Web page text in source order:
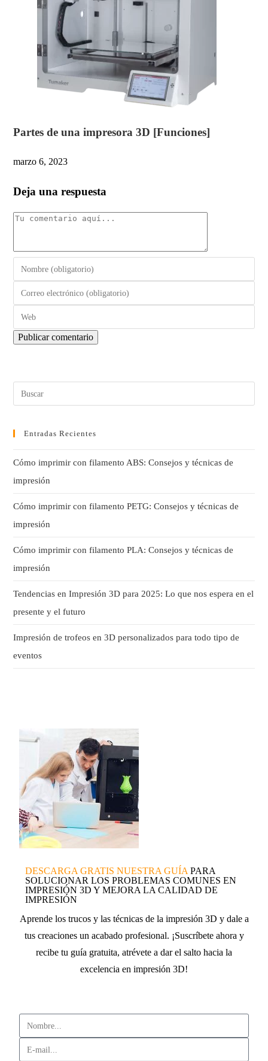
Partes de una impresora 3D [Funciones]
marzo 6, 2023
Deja una respuesta
Entradas Recientes
Cómo imprimir con filamento ABS: Consejos y técnicas de
impresión
Cómo imprimir con filamento PETG: Consejos y técnicas de
impresión
Cómo imprimir con filamento PLA: Consejos y técnicas de
impresión
Tendencias en Impresión 3D para 2025: Lo que nos espera en el
presente y el futuro
Impresión de trofeos en 3D personalizados para todo tipo de
eventos
DESCARGA GRATIS NUESTRA GUÍA PARA
SOLUCIONAR LOS PROBLEMAS COMUNES EN
IMPRESIÓN 3D Y MEJORA LA CALIDAD DE
IMPRESIÓN
Aprende los trucos y las técnicas de la impresión 3D y dale a
tus creaciones un acabado profesional. ¡Suscríbete ahora y
recibe tu guía gratuita, atrévete a dar el salto hacia la
excelencia en impresión 3D!